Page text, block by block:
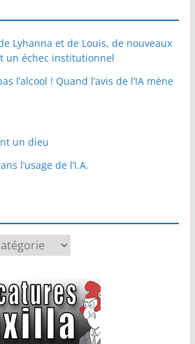
Lyhanna et de Louis, de nouveaux
un échec institutionnel
l’alcool ! Quand l’avis de l’IA mène
un dieu
l’usage de l’I.A.